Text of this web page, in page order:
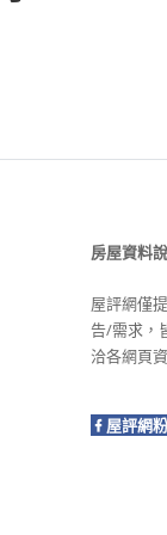
房屋資料
屋評網僅
告/需求，
洽各網頁
屋評網